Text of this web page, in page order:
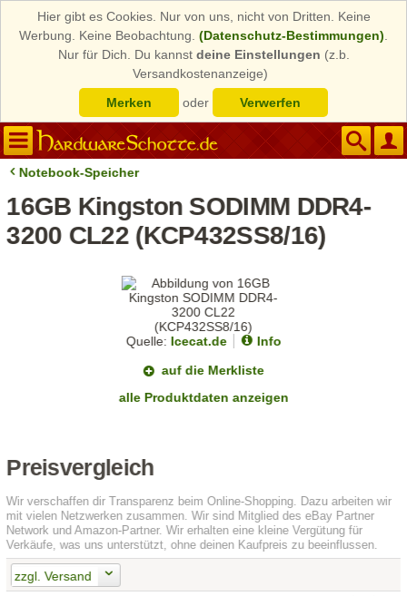
Hier gibt es Cookies. Nur von uns, nicht von Dritten. Keine
Werbung. Keine Beobachtung. (Datenschutz-Bestimmungen)
Nur für Dich. Du kannst deine Einstellungen (z.b.
Versandkostenanzeige)
Merken
oder Verwerfen
Notebook-Speicher
16GB Kingston SODIMM DDR4-
3200 CL22 (KCP432SS8/16)
Quelle: Icecat.de
Info
auf die Merkliste
alle Produktdaten anzeigen
Preisvergleich
Wir verschaffen dir Transparenz beim Online-Shopping. Dazu arbeiten wir
mit vielen Netzwerken zusammen. Wir sind Mitglied des eBay Partner
Network und Amazon-Partner. Wir erhalten eine kleine Vergütung für
Verkäufe, was uns unterstützt, ohne deinen Kaufpreis zu beeinflussen.
zzgl. Versand